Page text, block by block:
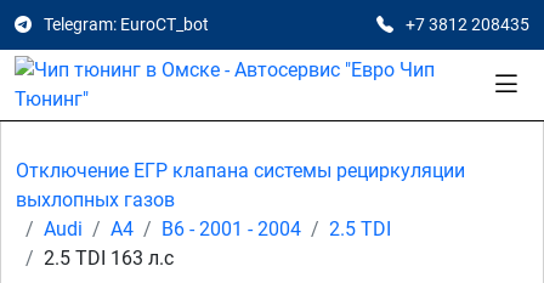
Telegram: EuroCT_bot +7 3812 208435
Отключение ЕГР клапана системы рециркуляции
выхлопных газов
Audi
A4 B6 - 2001 - 2004
2.5 TDI
2.5 TDI 163 л.с